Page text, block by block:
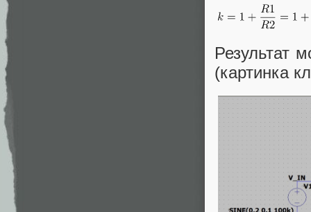
Результат
(картинка